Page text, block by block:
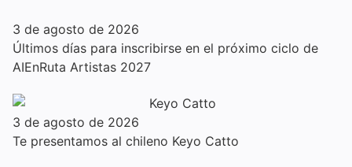
3 de agosto de 2026
Últimos días para inscribirse en el próximo ciclo de
AIEnRuta Artistas 2027
3 de agosto de 2026
Te presentamos al chileno Keyo Catto